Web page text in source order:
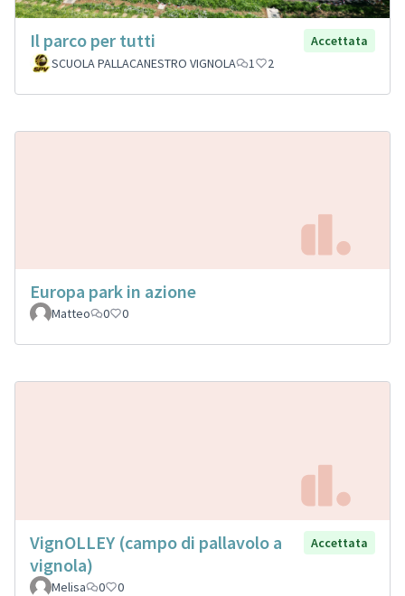
Il parco per tutti
Accettata
SCUOLA PALLACANESTRO VIGNOLA
1 2
Europa park in azione
Matteo 0 0
VignOLLEY (campo di pallavolo a
vignola)
Accettata
Melisa 0 0